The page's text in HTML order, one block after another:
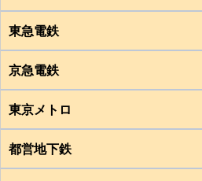
東急電鉄
京急電鉄
東京メトロ
都営地下鉄